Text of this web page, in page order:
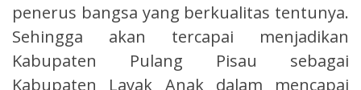
penerus bangsa yang berkualitas tentunya.
Sehingga akan tercapai menjadikan
Kabupaten Pulang Pisau sebagai
Kabupaten Layak Anak dalam mencapai